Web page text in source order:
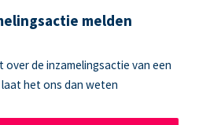
melden
over de inzamelingsactie van een
het ons dan weten